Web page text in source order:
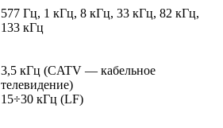
577 Гц, 1 кГц, 8 кГц, 33 кГц, 82 кГц,
133 кГц
3,5 кГц (CATV — кабельное
телевидение)
15÷30 кГц (LF)